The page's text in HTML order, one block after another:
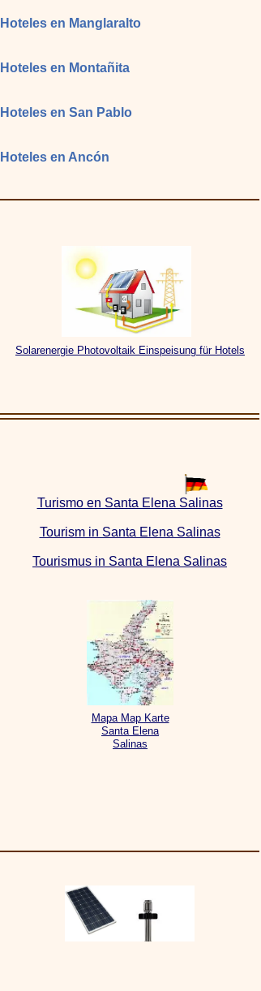
Mapa Map Karte
Santa Elena
Salinas
Turismo en Santa Elena Salinas
Tourism in Santa Elena Salinas
Tourismus in Santa Elena Salinas
Hoteles en Manglaralto
Hoteles en Montañita
Hoteles en San Pablo
Hoteles en Ancón
Solarenergie Photovoltaik Einspeisung für Hotels